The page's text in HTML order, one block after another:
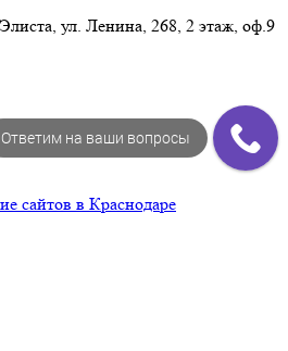
ул. Ленина, 268, 2 этаж, оф.9
компания "Практика" 2009-
Ответим на ваши вопросы